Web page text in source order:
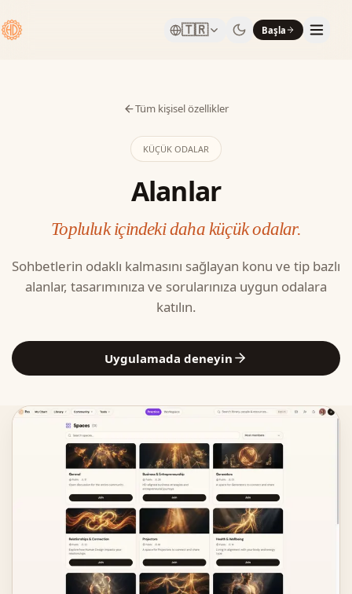
🇹🇷 Başla
Tüm kişisel özellikler
KÜÇÜK ODALAR
Alanlar
Topluluk içindeki daha küçük odalar.
Sohbetlerin odaklı kalmasını sağlayan konu ve tip bazlı
alanlar, tasarımınıza ve sorularınıza uygun odalara
katılın.
Uygulamada deneyin